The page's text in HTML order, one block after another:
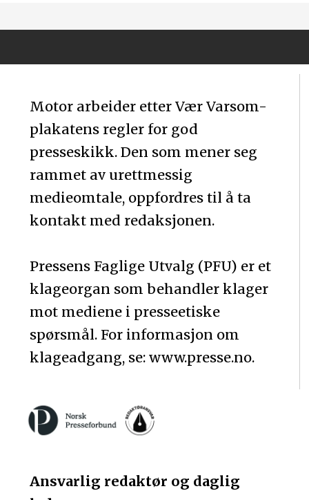
Motor arbeider etter Vær Varsom-
plakatens regler for god
presseskikk. Den som mener seg
rammet av urettmessig
medieomtale, oppfordres til å ta
kontakt med redaksjonen.
Pressens Faglige Utvalg (PFU) er et
klageorgan som behandler klager
mot mediene i presseetiske
spørsmål. For informasjon om
klageadgang, se: www.presse.no.
Ansvarlig redaktør og daglig